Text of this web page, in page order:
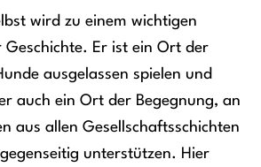
wird zu einem wichtigen
Geschichte. Er ist ein Ort der
ausgelassen spielen und
auch ein Ort der Begegnung, an
aus allen Gesellschaftsschichten
unterstützen. Hier